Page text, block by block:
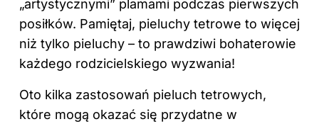
„artystycznymi” plamami podczas pierwszych
posiłków. Pamiętaj, pieluchy tetrowe to więcej
niż tylko pieluchy – to prawdziwi bohaterowie
każdego rodzicielskiego wyzwania!
Oto kilka zastosowań pieluch tetrowych,
które mogą okazać się przydatne w